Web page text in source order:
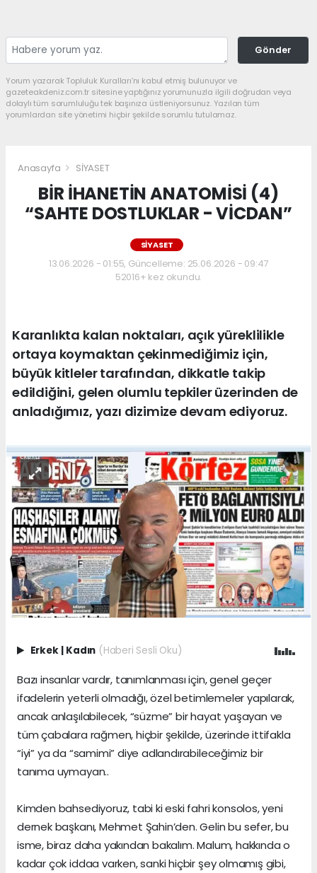
Gönder
Yorum yazarak Topluluk Kuralları’nı kabul etmiş bulunuyor ve
gazeteakdeniz.com.tr sitesine yaptığınız yorumunuzla ilgili doğrudan veya
dolaylı tüm sorumluluğu tek başınıza üstleniyorsunuz. Yazılan tüm
yorumlardan site yönetimi hiçbir şekilde sorumlu tutulamaz.
Anasayfa SİYASET
BİR İHANETİN ANATOMİSİ (4)
“SAHTE DOSTLUKLAR - VİCDAN”
SİYASET
13.06.2026 - 01:55, Güncelleme: 25.06.2026 - 09:47
52016+ kez okundu.
Karanlıkta kalan noktaları, açık yüreklilikle
ortaya koymaktan çekinmediğimiz için,
büyük kitleler tarafından, dikkatle takip
edildiğini, gelen olumlu tepkiler üzerinden de
anladığımız, yazı dizimize devam ediyoruz.
Erkek | Kadın (Haberi Sesli Oku)
Bazı insanlar vardır, tanımlanması için, genel geçer
ifadelerin yeterli olmadığı, özel betimlemeler yapılarak,
ancak anlaşılabilecek, “süzme” bir hayat yaşayan ve
tüm çabalara rağmen, hiçbir şekilde, üzerinde ittifakla
“iyi” ya da “samimi” diye adlandırabileceğimiz bir
tanıma uymayan..
Kimden bahsediyoruz, tabi ki eski fahri konsolos, yeni
dernek başkanı, Mehmet Şahin’den. Gelin bu sefer, bu
isme, biraz daha yakından bakalım. Malum, hakkında o
kadar çok iddaa varken, sanki hiçbir şey olmamış gibi,